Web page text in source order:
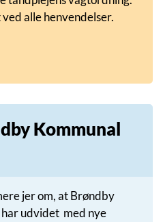
alle henvendelser.
Kommunal
jer om, at Brøndby
har udvidet med nye